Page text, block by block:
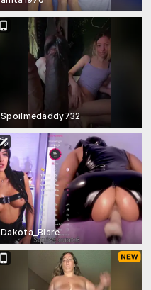
Spoilmedaddy732
Dakota_Blare